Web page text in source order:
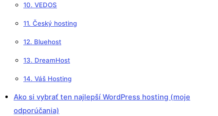
10. VEDOS
11. Český hosting
12. Bluehost
13. DreamHost
14. Váš Hosting
Ako si vybrať ten najlepší WordPress hosting (moje
odporúčania)